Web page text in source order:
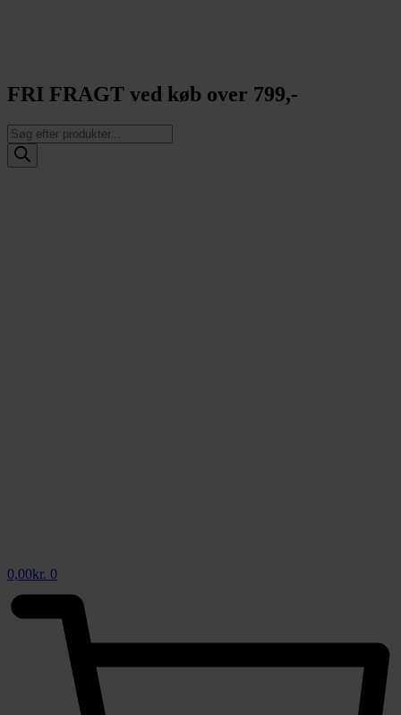
FRI FRAGT ved køb over 799,-
Products
search
0,00kr. 0